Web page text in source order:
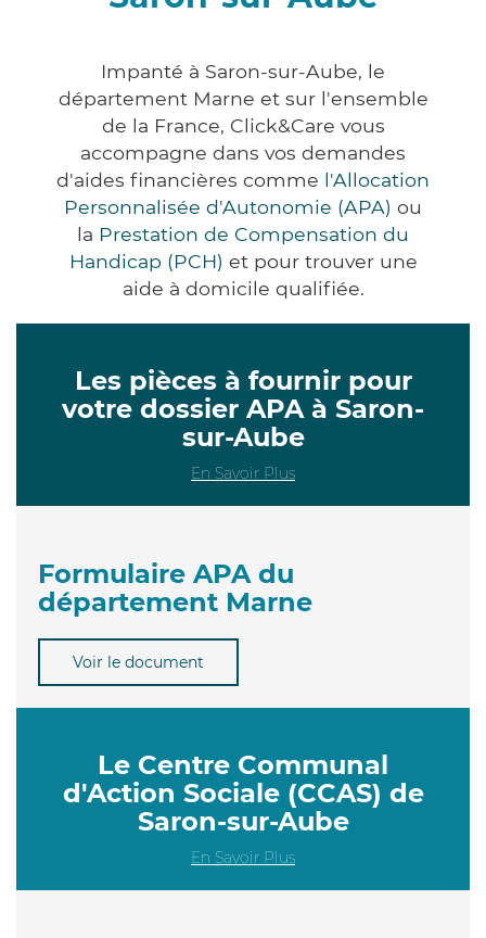
Impanté à Saron-sur-Aube, le
département Marne et sur l'ensemble
de la France, Click&Care vous
accompagne dans vos demandes
d'aides financières comme l'Allocation
Personnalisée d'Autonomie (APA) ou
la Prestation de Compensation du
Handicap (PCH) et pour trouver une
aide à domicile qualifiée.
Les pièces à fournir pour
votre dossier APA à Saron-
sur-Aube
En Savoir Plus
Formulaire APA du
département Marne
Voir le document
Le Centre Communal
d'Action Sociale (CCAS) de
Saron-sur-Aube
En Savoir Plus